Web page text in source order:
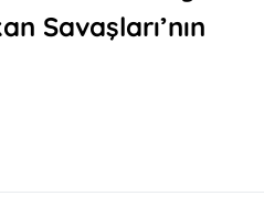
Savaşları’nın